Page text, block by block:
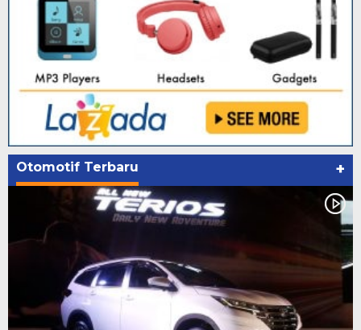
Otomotif Terbaru +